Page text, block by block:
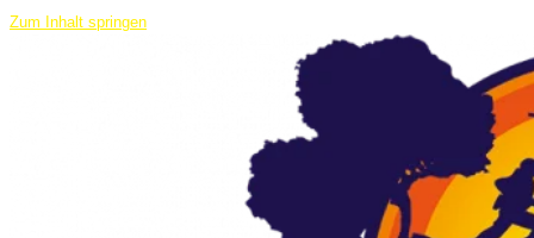
Zum Inhalt springen